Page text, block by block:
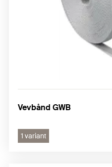
Vevbånd GWB
1 variant